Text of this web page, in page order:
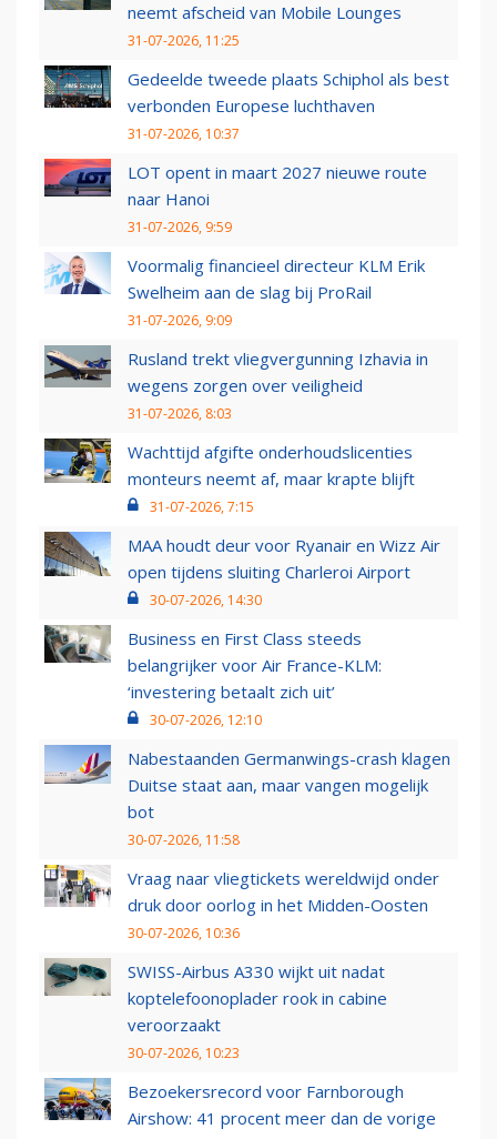
neemt afscheid van Mobile Lounges
31-07-2026, 11:25
Gedeelde tweede plaats Schiphol als best
verbonden Europese luchthaven
31-07-2026, 10:37
LOT opent in maart 2027 nieuwe route
naar Hanoi
31-07-2026, 9:59
Voormalig financieel directeur KLM Erik
Swelheim aan de slag bij ProRail
31-07-2026, 9:09
Rusland trekt vliegvergunning Izhavia in
wegens zorgen over veiligheid
31-07-2026, 8:03
Wachttijd afgifte onderhoudslicenties
monteurs neemt af, maar krapte blijft
31-07-2026, 7:15
MAA houdt deur voor Ryanair en Wizz Air
open tijdens sluiting Charleroi Airport
30-07-2026, 14:30
Business en First Class steeds
belangrijker voor Air France-KLM:
‘investering betaalt zich uit’
30-07-2026, 12:10
Nabestaanden Germanwings-crash klagen
Duitse staat aan, maar vangen mogelijk
bot
30-07-2026, 11:58
Vraag naar vliegtickets wereldwijd onder
druk door oorlog in het Midden-Oosten
30-07-2026, 10:36
SWISS-Airbus A330 wijkt uit nadat
koptelefoonoplader rook in cabine
veroorzaakt
30-07-2026, 10:23
Bezoekersrecord voor Farnborough
Airshow: 41 procent meer dan de vorige